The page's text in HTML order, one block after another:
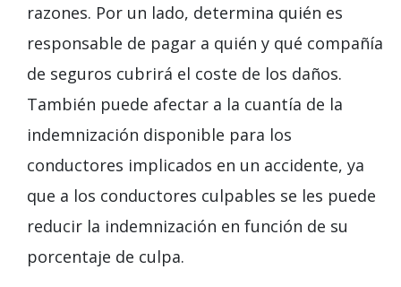
razones. Por un lado, determina quién es
responsable de pagar a quién y qué compañía
de seguros cubrirá el coste de los daños.
También puede afectar a la cuantía de la
indemnización disponible para los
conductores implicados en un accidente, ya
que a los conductores culpables se les puede
reducir la indemnización en función de su
porcentaje de culpa.